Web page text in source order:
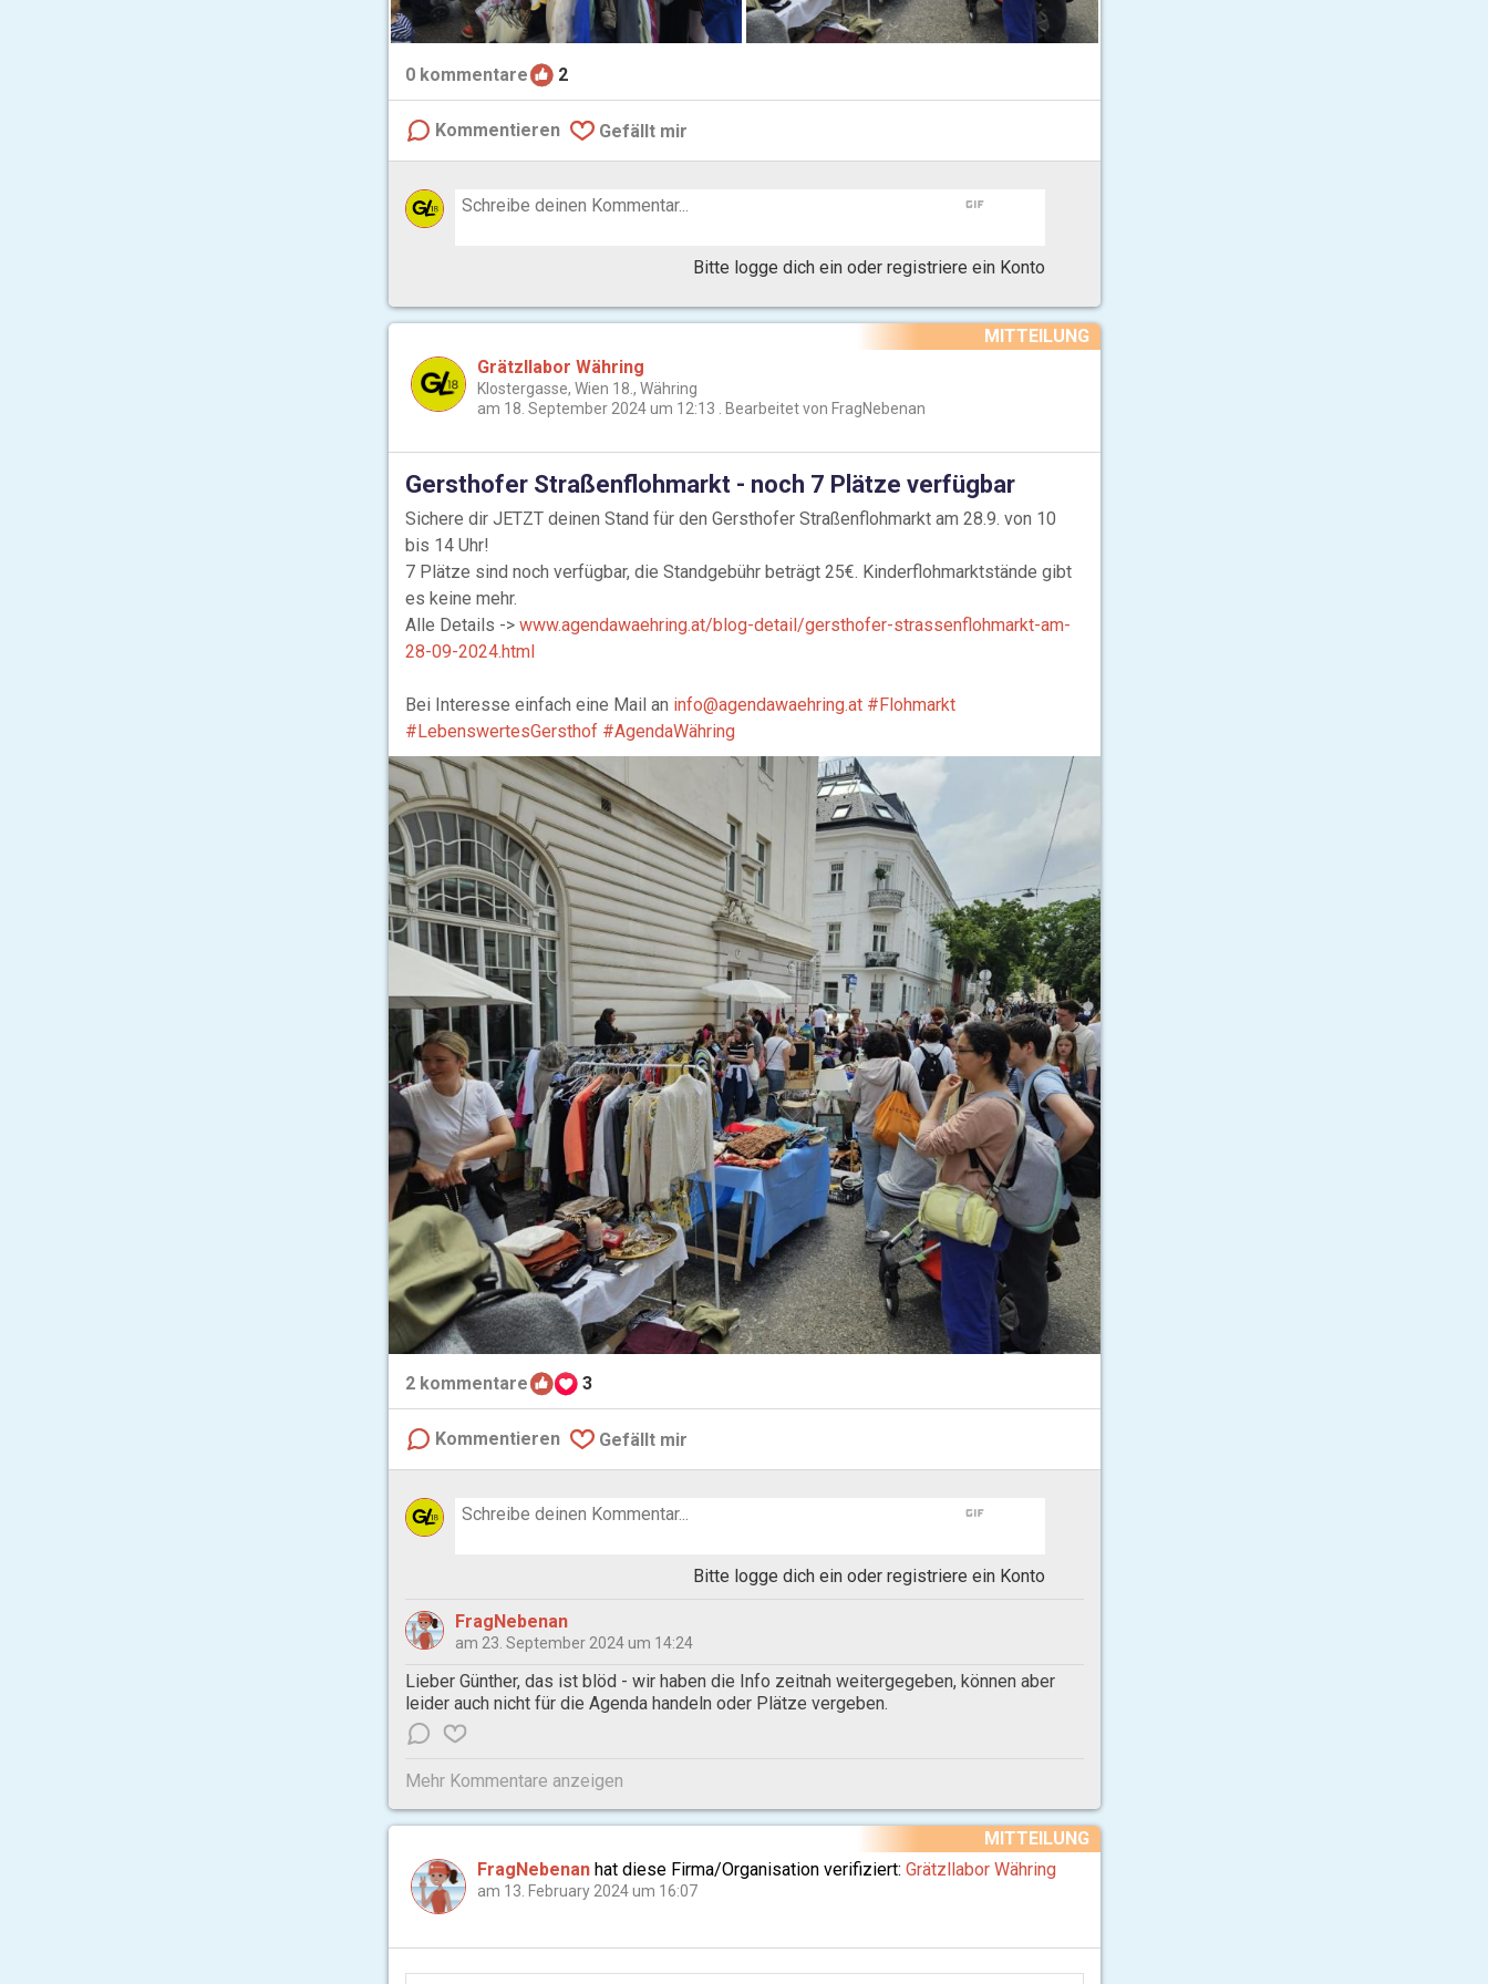
0 kommentare 2
Kommentieren Gefällt mir
gif
Bitte logge dich ein oder registriere ein Konto
MITTEILUNG
Grätzllabor Währing
Klostergasse, Wien 18., Währing
am 18. September 2024 um 12:13
Bearbeitet von FragNebenan
Gersthofer Straßenflohmarkt - noch 7 Plätze verfügbar
Sichere dir JETZT deinen Stand für den Gersthofer Straßenflohmarkt am 28.9. von 10
bis 14 Uhr!
7 Plätze sind noch verfügbar, die Standgebühr beträgt 25€. Kinderflohmarktstände gibt
es keine mehr.
Alle Details -> www.agendawaehring.at/blog-detail/gersthofer-strassenflohmarkt-am-
28-09-2024.html
Bei Interesse einfach eine Mail an info@agendawaehring.at #Flohmarkt
#LebenswertesGersthof #AgendaWähring
2 kommentare 3
Kommentieren Gefällt mir
gif
Bitte logge dich ein oder registriere ein Konto
FragNebenan
am 23. September 2024 um 14:24
Lieber Günther, das ist blöd - wir haben die Info zeitnah weitergegeben, können aber
leider auch nicht für die Agenda handeln oder Plätze vergeben.
Mehr Kommentare anzeigen
MITTEILUNG
FragNebenanhat diese Firma/Organisation verifiziert: Grätzllabor Währing
am 13. February 2024 um 16:07